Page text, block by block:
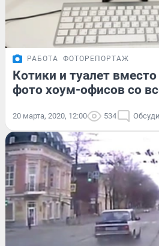
РАБОТА ФОТОРЕПОРТАЖ
Котики и туалет
фото хоум-офисов со
20 марта, 2020, 12:00 534